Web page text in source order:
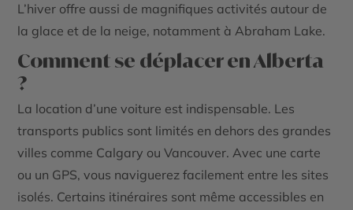
L’hiver offre aussi de magnifiques activités autour de
la glace et de la neige, notamment à Abraham Lake.
Comment se déplacer en Alberta
?
La location d’une voiture est indispensable. Les
transports publics sont limités en dehors des grandes
villes comme Calgary ouVancouver. Avec une carte
ou un GPS, vous naviguerez facilement entre les sites
isolés. Certains itinéraires sont même accessibles en